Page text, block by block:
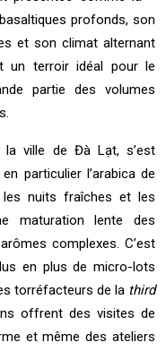
profonds, son
et son climat alternant
un terroir idéal pour le
partie des volumes
ville de Đà Lạt, s’est
particulier l’arabica de
nuits fraîches et les
maturation lente des
complexes. C’est
en plus de micro-lots
torréfacteurs de la third
offrent des visites de
et même des ateliers